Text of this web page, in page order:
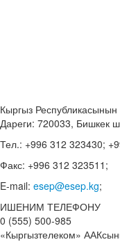
Кыргыз
Дареги: 720033, Бишкек
Тел.: +996 312 323430;
Факс: +996 312 323511;
E-mail: esep@esep.kg;
ИШЕНИМ ТЕЛЕФОНУ
0 (555) 500-985
«Кыргызтелеком»